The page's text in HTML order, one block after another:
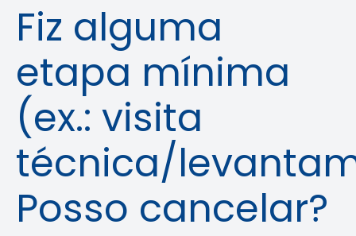
Fiz alguma
etapa mínima
(ex.: visita
técnica/
Posso cancelar?